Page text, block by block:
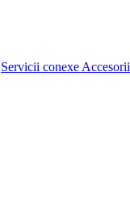
Servicii conexe Accesorii